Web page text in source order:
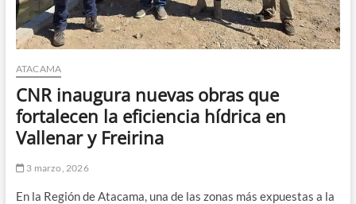
ATACAMA
CNR inaugura nuevas obras que
fortalecen la eficiencia hídrica en
Vallenar y Freirina
3 marzo, 2026
En la Región de Atacama, una de las zonas más expuestas a la